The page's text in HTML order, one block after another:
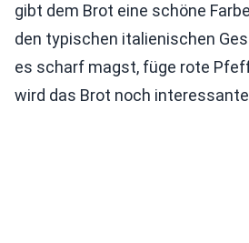
gibt dem Brot eine schöne
den typischen italienischen
es scharf magst, füge rote
wird das Brot noch